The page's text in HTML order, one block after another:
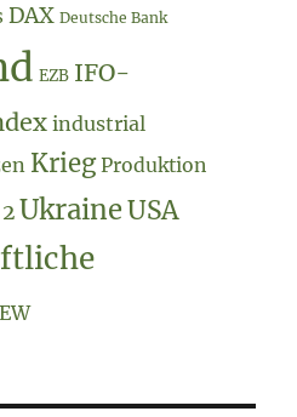
DAX Deutsche Bank
EZB IFO-
industrial
Krieg Produktion
Ukraine USA